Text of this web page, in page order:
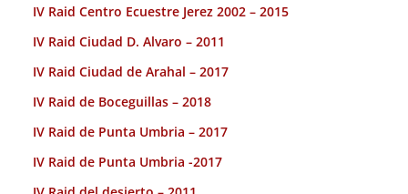
IV Raid Centro Ecuestre Jerez 2002 – 2015
IV Raid Ciudad D. Alvaro – 2011
IV Raid Ciudad de Arahal – 2017
IV Raid de Boceguillas – 2018
IV Raid de Punta Umbria – 2017
IV Raid de Punta Umbria -2017